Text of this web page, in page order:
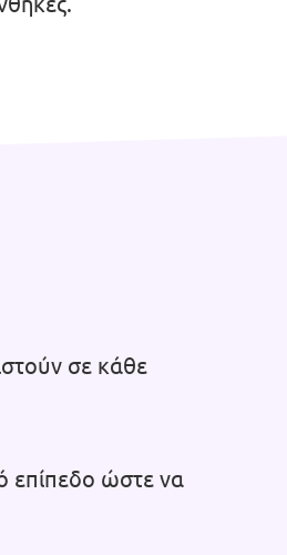
σε κάθε
επίπεδο ώστε να